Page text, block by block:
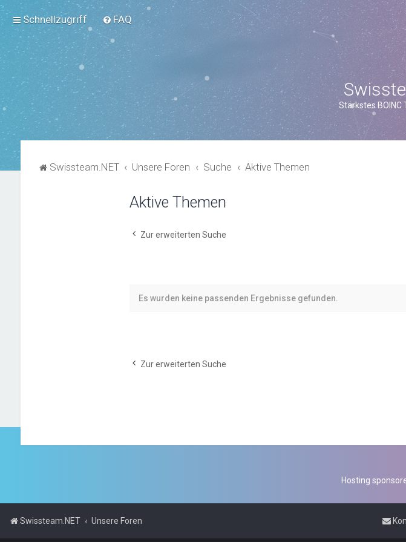
Schnellzugriff FAQ
Stärkstes BOINC
Swissteam.NET Unsere Foren Suche Aktive Themen
Aktive Themen
Zur erweiterten Suche
Es wurden keine passenden Ergebnisse gefunden.
Zur erweiterten Suche
Hosting
Swissteam.NET Unsere Foren